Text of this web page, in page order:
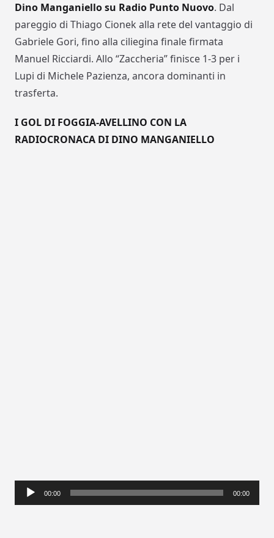
Dino Manganiello su Radio Punto Nuovo. Dal
pareggio di Thiago Cionek alla rete del vantaggio di
Gabriele Gori, fino alla ciliegina finale firmata
Manuel Ricciardi. Allo “Zaccheria” finisce 1-3 per i
Lupi di Michele Pazienza, ancora dominanti in
trasferta.
I GOL DI FOGGIA-AVELLINO CON LA
RADIOCRONACA DI DINO MANGANIELLO
Audio
Player
00:00 00:00